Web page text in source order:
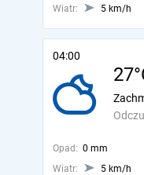
Wiatr:
5 km/h
04:00
Opad: 0 mm
Wiatr:
5 km/h